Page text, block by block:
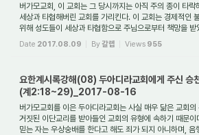
버가모교회, 이 교회는 그 당시까지는 아직 주의 종이 타락
세상과 타협해버린 교회를 가리킨다. 이 교회는 경제적인
위해 성도들이 세상과 타협함으로 주님으로부터 책망을 받
Date 2017.08.09 By갈렙 Views 955
요한계시록강해(08) 두아디라교회에게 주신 승
(계2:18~29)_2017-08-16
버가모교회를 이은 두아디라교회는 사실 매우 닮은 교회
거짓된 이단교리를 받아들인 교회의 유형에 속하기 때문
믿는 자는 우상숭배를 한다고 해도 죄가 되지 아니하며, 음